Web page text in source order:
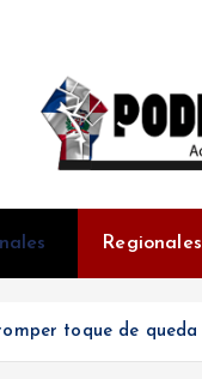
Regionales
toque de queda